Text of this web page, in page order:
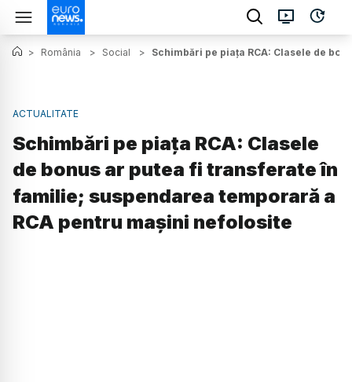
> România > Social > Schimbări pe piața RCA: Clasele de
ACTUALITATE
Schimbări pe piața RCA: Clasele
de bonus ar putea fi transferate în
familie; suspendarea temporară a
RCA pentru mașini nefolosite